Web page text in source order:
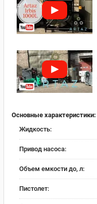
Основные характеристики:
Жидкость:
Привод насоса:
Объем емкости до, л:
Пистолет: